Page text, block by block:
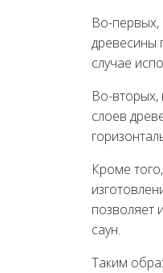
Во-первых,
древесины
случае
Во-вторых,
слоев
Кроме
позволяет
саун.
Таким